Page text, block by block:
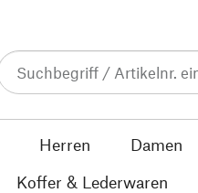
Herren Damen
Koffer & Lederwaren